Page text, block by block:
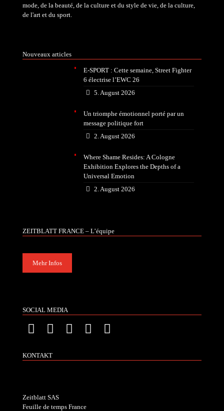
mode, de la beauté, de la culture et du style de vie, de la culture,
de l'art et du sport.
Nouveaux articles
E-SPORT : Cette semaine, Street Fighter
6 électrise l’EWC 26
5. August 2026
Un triomphe émotionnel porté par un
message politique fort
2. August 2026
Where Shame Resides: A Cologne
Exhibition Explores the Depths of a
Universal Emotion
2. August 2026
ZEITBLATT FRANCE – L’équipe
Mehr Infos
SOCIAL MEDIA
KONTAKT
Zeitblatt SAS
Feuille de temps France